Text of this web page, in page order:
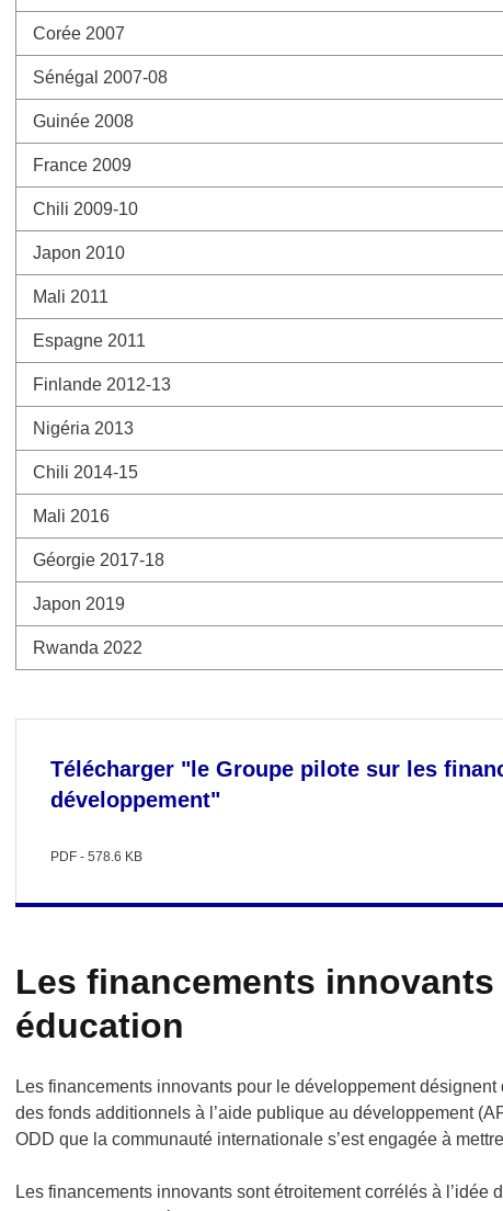
Corée 2007
Sénégal 2007-08
Guinée 2008
France 2009
Chili 2009-10
Japon 2010
Mali 2011
Espagne 2011
Finlande 2012-13
Nigéria 2013
Chili 2014-15
Mali 2016
Géorgie 2017-18
Japon 2019
Rwanda 2022
Télécharger "le Groupe pilote sur les
développement"
PDF - 578.6 KB
Les financements innovants
éducation
Les financements innovants pour le développement
des fonds additionnels à l’aide publique au développement
ODD que la communauté internationale s’est engagée à
Les financements innovants sont étroitement corrélés à